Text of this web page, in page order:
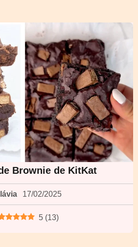
Brownie de KitKat
17/02/2025
5 (13)